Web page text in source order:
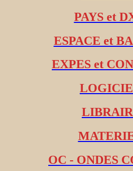
PAYS et
ESPACE et
EXPES et
OC - ONDES